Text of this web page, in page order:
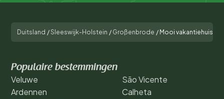
Duitsland /Sleeswijk-Holstein / Großenbrode / Mooi vakantiehuis
Populaire bestemmingen
Veluwe
Ardennen
São Vicente
Calheta